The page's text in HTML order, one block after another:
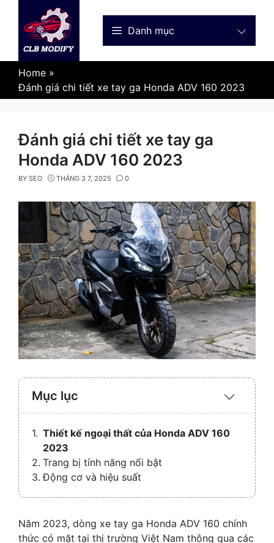
content
Danh mục
Home »
Đánh giá chi tiết xe tay ga Honda ADV 160 2023
Đánh giá chi tiết xe tay ga
Honda ADV 160 2023
BY SEO THÁNG 3 7, 2025 0
Mục lục
Expand
/
Thiết kế ngoại thất của Honda ADV 160
2023
Trang bị tính năng nổi bật
Động cơ và hiệu suất
Năm 2023, dòng xe tay ga Honda ADV 160 chính
thức có mặt tại thị trường Việt Nam thông qua các